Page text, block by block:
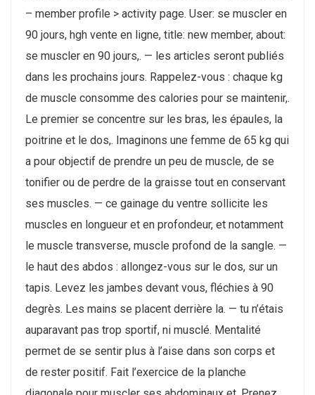
– member profile > activity page. User: se muscler en
90 jours, hgh vente en ligne, title: new member, about:
se muscler en 90 jours,. — les articles seront publiés
dans les prochains jours. Rappelez-vous : chaque kg
de muscle consomme des calories pour se maintenir,.
Le premier se concentre sur les bras, les épaules, la
poitrine et le dos,. Imaginons une femme de 65 kg qui
a pour objectif de prendre un peu de muscle, de se
tonifier ou de perdre de la graisse tout en conservant
ses muscles. — ce gainage du ventre sollicite les
muscles en longueur et en profondeur, et notamment
le muscle transverse, muscle profond de la sangle. —
le haut des abdos : allongez-vous sur le dos, sur un
tapis. Levez les jambes devant vous, fléchies à 90
degrès. Les mains se placent derrière la. — tu n’étais
auparavant pas trop sportif, ni musclé. Mentalité
permet de se sentir plus à l’aise dans son corps et
de rester positif. Fait l’exercice de la planche